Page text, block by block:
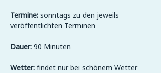
Termine: sonntags zu den jeweils
veröffentlichten Terminen
Dauer: 90 Minuten
Wetter: findet nur bei schönem Wetter